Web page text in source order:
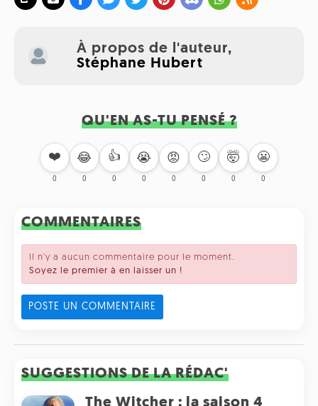
À propos de l'auteur,
Stéphane Hubert
QU'EN AS-TU PENSÉ ?
❤️
0
😂
0
👍
0
😭
0
😡
0
🙄
0
🤯
0
😬
0
COMMENTAIRES
Il n'y a aucun commentaire pour le moment.
Soyez le premier à en laisser un !
POSTE UN COMMENTAIRE
SUGGESTIONS DE LA RÉDAC'
The Witcher : la saison 4